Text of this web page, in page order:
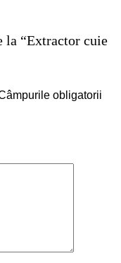
la “Extractor cuie
obligatorii